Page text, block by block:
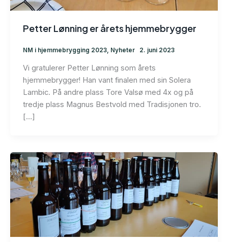
Petter Lønning er årets hjemmebrygger
NM i hjemmebrygging 2023, Nyheter 2. juni 2023
Vi gratulerer Petter Lønning som årets
hjemmebrygger! Han vant finalen med sin Solera
Lambic. På andre plass Tore Valsø med 4x og på
tredje plass Magnus Bestvold med Tradisjonen tro.
[…]